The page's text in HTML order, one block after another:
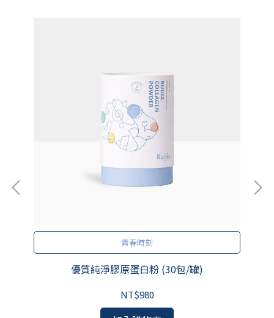
青春時刻
優質純淨膠原蛋白粉 (30包/罐)
NT$980